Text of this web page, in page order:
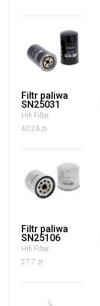
Filtr paliwa
SN25031
Hifi Filter
40.26 zł
Filtr paliwa
SN25106
Hifi Filter
27.7 zł